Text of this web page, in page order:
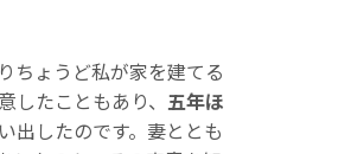
ちょうど私が家を建てる
たこともあり、 五年ほ
出したのです。妻ととも